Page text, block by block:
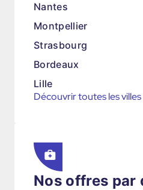
Nantes
Montpellier
Strasbourg
Bordeaux
Lille
Découvrir toutes les villes
Nos offres par